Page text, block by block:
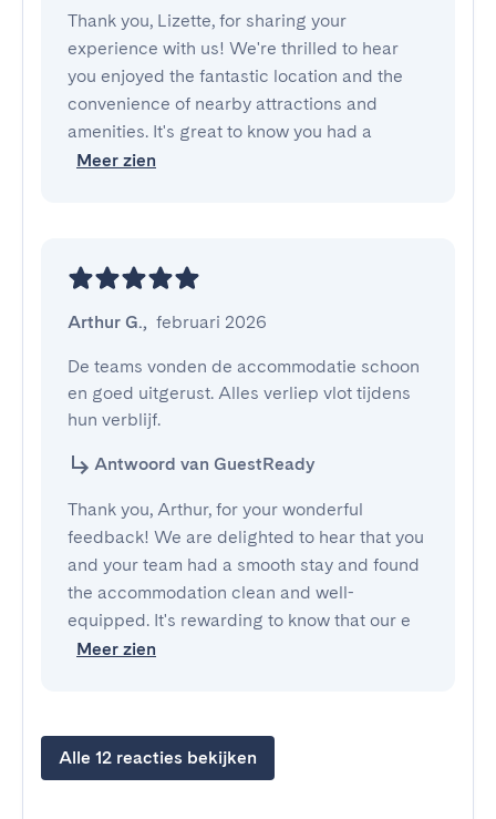
Thank you, Lizette, for sharing your
experience with us! We're thrilled to hear
you enjoyed the fantastic location and the
convenience of nearby attractions and
amenities. It's great to know you had a
Meer zien
Arthur G., februari 2026
De teams vonden de accommodatie schoon
en goed uitgerust. Alles verliep vlot tijdens
hun verblijf.
Antwoord van GuestReady
Thank you, Arthur, for your wonderful
feedback! We are delighted to hear that you
and your team had a smooth stay and found
the accommodation clean and well-
equipped. It's rewarding to know that our e
Meer zien
Alle 12 reacties bekijken